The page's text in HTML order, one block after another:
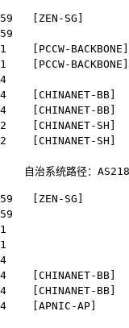
[ZEN-SG]
BACKBONE]
德
[CHINANET-BB]
[CHINANET-BB]
[CHINANET-SH]
[CHINANET-SH]
自治系统路径：
[ZEN-SG]
德
德
[CHINANET-BB]
[CHINANET-BB]
[APNIC-AP]